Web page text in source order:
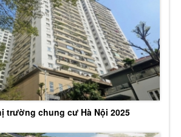
trường chung cư Hà Nội 2025